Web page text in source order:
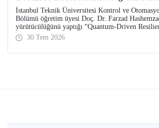
İstanbul Teknik Üniversitesi Kontrol ve
Bölümü öğretim üyesi Doç. Dr. Farzad
yürütücülüğünü yaptığı “Quantum-Driven
Revolutionizing Energy Security for the Future”
EUREKA-EUROSTARS Programı kapsamında
kazandı.
30 Tem 2026